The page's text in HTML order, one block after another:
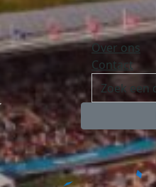
Over ons
Contact